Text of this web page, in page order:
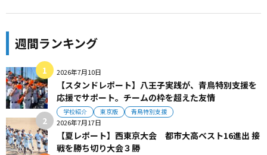
週間ランキング
2026年7月10日
【スタンドレポート】八王子実践が、青鳥特別支援を
応援でサポート。チームの枠を超えた友情
学校紹介 東京版 青鳥特別支援
2026年7月17日
【夏レポート】西東京大会 都市大高ベスト16進出 接
戦を勝ち切り大会３勝